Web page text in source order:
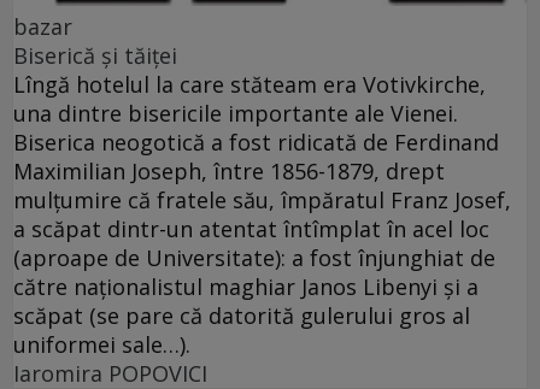
bazar
Biserică şi tăiţei
Lîngă hotelul la care stăteam era Votivkirche,
una dintre bisericile importante ale Vienei.
Biserica neogotică a fost ridicată de Ferdinand
Maximilian Joseph, între 1856-1879, drept
mulţumire că fratele său, împăratul Franz Josef,
a scăpat dintr-un atentat întîmplat în acel loc
(aproape de Universitate): a fost înjunghiat de
către naţionalistul maghiar Janos Libenyi şi a
scăpat (se pare că datorită gulerului gros al
uniformei sale…).
Iaromira POPOVICI